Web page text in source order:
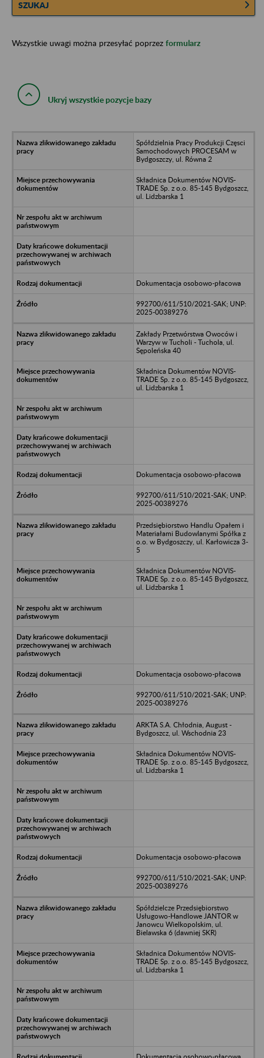
SZUKAJ
Wszystkie uwagi można przesyłać poprzez formularz
Ukryj wszystkie pozycje bazy
Spółdzielnia Pracy Produkcji Częsci
Samochodowych PROCESAM w
Bydgoszczy, ul. Równa 2
Składnica Dokumentów NOVIS-
TRADE Sp. z o.o. 85-145 Bydgoszcz,
ul. Lidzbarska 1
Dokumentacja osobowo-płacowa
992700/611/510/2021-SAK; UNP:
2025-00389276
Zakłady Przetwórstwa Owoców i
Warzyw w Tucholi - Tuchola, ul.
Sępoleńska 40
Składnica Dokumentów NOVIS-
TRADE Sp. z o.o. 85-145 Bydgoszcz,
ul. Lidzbarska 1
Dokumentacja osobowo-płacowa
992700/611/510/2021-SAK; UNP:
2025-00389276
Przedsiębiorstwo Handlu Opałem i
Materiałami Budowlanymi Spółka z
o.o. w Bydgoszczy, ul. Karłowicza 3-
5
Składnica Dokumentów NOVIS-
TRADE Sp. z o.o. 85-145 Bydgoszcz,
ul. Lidzbarska 1
Dokumentacja osobowo-płacowa
992700/611/510/2021-SAK; UNP:
2025-00389276
ARKTA S.A. Chłodnia, August -
Bydgoszcz, ul. Wschodnia 23
Składnica Dokumentów NOVIS-
TRADE Sp. z o.o. 85-145 Bydgoszcz,
ul. Lidzbarska 1
Dokumentacja osobowo-płacowa
992700/611/510/2021-SAK; UNP:
2025-00389276
Spółdzielcze Przedsiębiorstwo
Usługowo-Handlowe JANTOR w
Janowcu Wielkopolskim, ul.
Bielawska 6 (dawniej SKR)
Składnica Dokumentów NOVIS-
TRADE Sp. z o.o. 85-145 Bydgoszcz,
ul. Lidzbarska 1